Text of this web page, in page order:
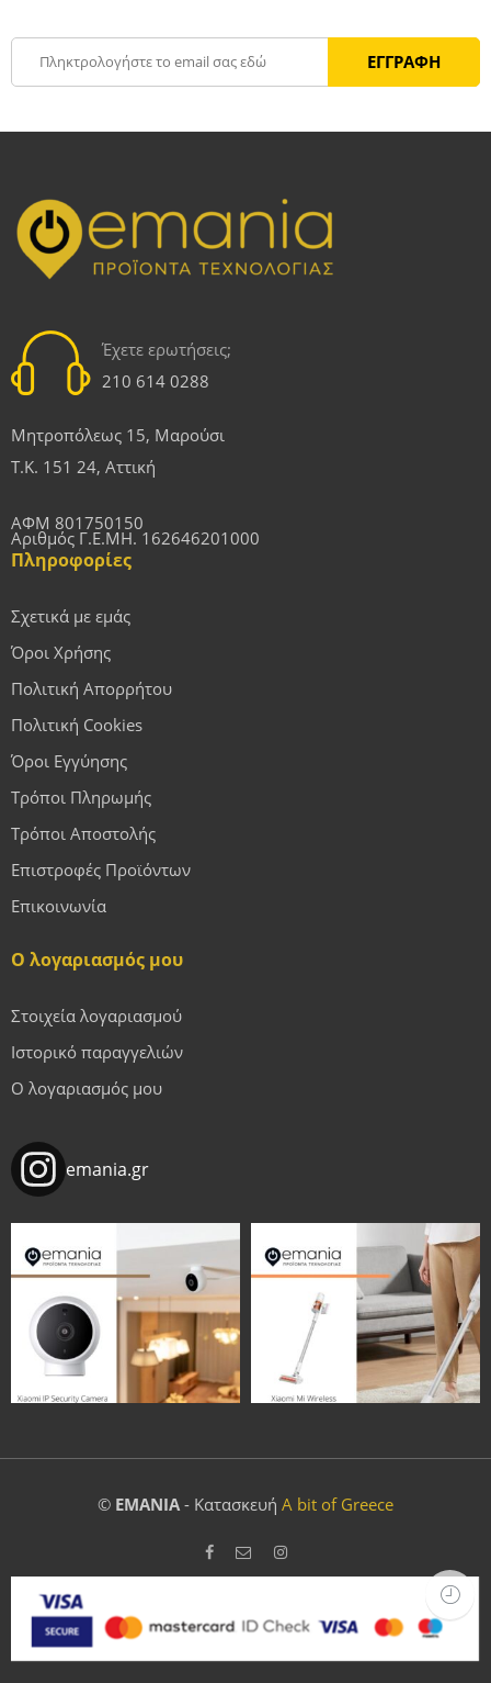
Έχετε ερωτήσεις;
210 614 0288
Μητροπόλεως 15, Μαρούσι
Τ.Κ. 151 24, Αττική
ΑΦΜ 801750150
Αριθμός Γ.Ε.ΜΗ. 162646201000
Πληροφορίες
Σχετικά με εμάς
Όροι Χρήσης
Πολιτική Απορρήτου
Πολιτική Cookies
Όροι Εγγύησης
Τρόποι Πληρωμής
Τρόποι Αποστολής
Επιστροφές Προϊόντων
Επικοινωνία
Ο λογαριασμός μου
Στοιχεία λογαριασμού
Ιστορικό παραγγελιών
Ο λογαριασμός μου
emania.gr
© EMANIA- Κατασκευή A bit of Greece